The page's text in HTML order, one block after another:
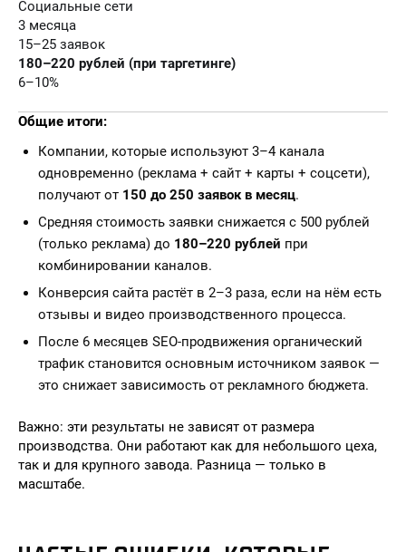
Социальные сети
3 месяца
15–25 заявок
180–220 рублей (при таргетинге)
6–10%
Общие итоги:
Компании, которые используют 3–4 канала
одновременно (реклама + сайт + карты + соцсети),
получают от 150 до 250 заявок в месяц.
Средняя стоимость заявки снижается с 500 рублей
(только реклама) до 180–220 рублей при
комбинировании каналов.
Конверсия сайта растёт в 2–3 раза, если на нём есть
отзывы и видео производственного процесса.
После 6 месяцев SEO-продвижения органический
трафик становится основным источником заявок —
это снижает зависимость от рекламного бюджета.
Важно: эти результаты не зависят от размера
производства. Они работают как для небольшого цеха,
так и для крупного завода. Разница — только в
масштабе.